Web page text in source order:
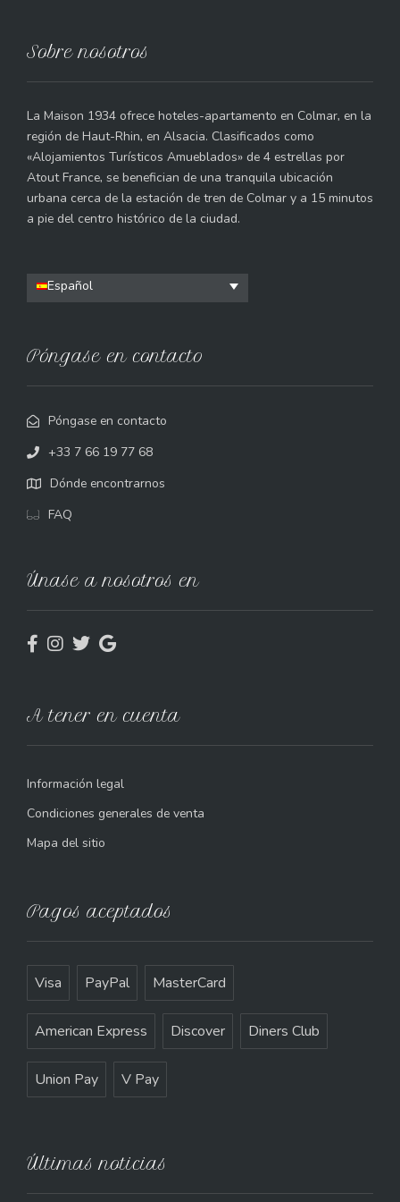
Sobre nosotros
La Maison 1934 ofrece hoteles-apartamento en Colmar, en la
región de Haut-Rhin, en Alsacia. Clasificados como
«Alojamientos Turísticos Amueblados» de 4 estrellas por
Atout France, se benefician de una tranquila ubicación
urbana cerca de la estación de tren de Colmar y a 15 minutos
a pie del centro histórico de la ciudad.
Español
Póngase en contacto
Póngase en contacto
+33 7 66 19 77 68
Dónde encontrarnos
FAQ
Únase a nosotros en
A tener en cuenta
Información legal
Condiciones generales de venta
Mapa del sitio
Pagos aceptados
Visa PayPal MasterCard
American Express Discover Diners Club
Union Pay V Pay
Últimas noticias